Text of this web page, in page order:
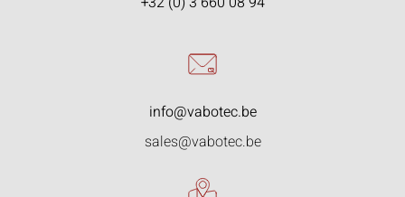
info@vabotec.be
sales@vabotec.be